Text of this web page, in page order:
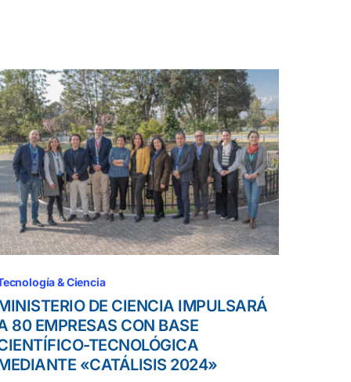
& Ciencia
DE CIENCIA IMPULSARÁ
80 EMPRESAS CON BASE
TECNOLÓGICA
«CATÁLISIS 2024»